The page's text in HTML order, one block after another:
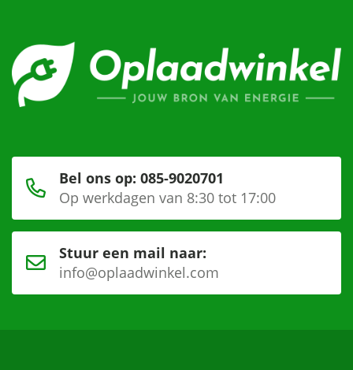
Bel ons op: 085-9020701
Op werkdagen van 8:30 tot 17:00
Stuur een mail naar:
info@oplaadwinkel.com